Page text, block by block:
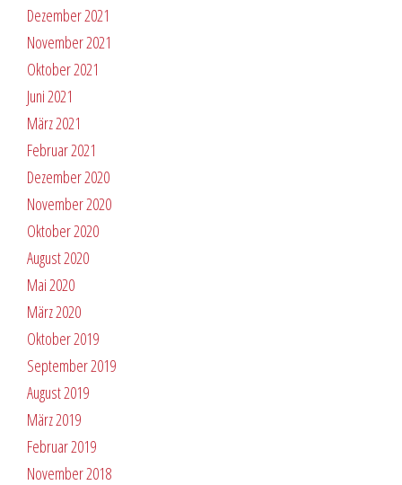
Dezember 2021
November 2021
Oktober 2021
Juni 2021
März 2021
Februar 2021
Dezember 2020
November 2020
Oktober 2020
August 2020
Mai 2020
März 2020
Oktober 2019
September 2019
August 2019
März 2019
Februar 2019
November 2018